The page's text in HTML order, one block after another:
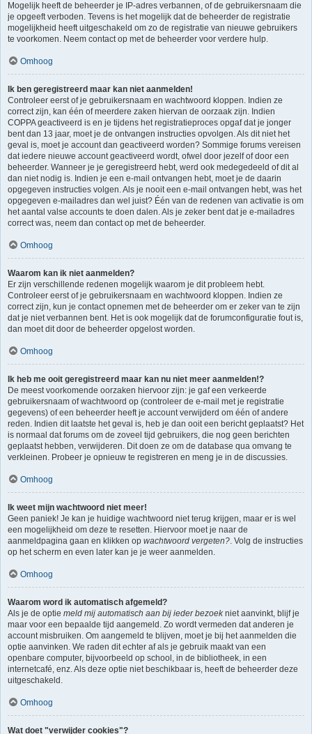
Mogelijk heeft de beheerder je IP-adres verbannen, of de gebruikersnaam die
je opgeeft verboden. Tevens is het mogelijk dat de beheerder de registratie
mogelijkheid heeft uitgeschakeld om zo de registratie van nieuwe gebruikers
te voorkomen. Neem contact op met de beheerder voor verdere hulp.
Omhoog
Ik ben geregistreerd maar kan niet aanmelden!
Controleer eerst of je gebruikersnaam en wachtwoord kloppen. Indien ze
correct zijn, kan één of meerdere zaken hiervan de oorzaak zijn. Indien
COPPA geactiveerd is en je tijdens het registratieproces opgaf dat je jonger
bent dan 13 jaar, moet je de ontvangen instructies opvolgen. Als dit niet het
geval is, moet je account dan geactiveerd worden? Sommige forums vereisen
dat iedere nieuwe account geactiveerd wordt, ofwel door jezelf of door een
beheerder. Wanneer je je geregistreerd hebt, werd ook medegedeeld of dit al
dan niet nodig is. Indien je een e-mail ontvangen hebt, moet je de daarin
opgegeven instructies volgen. Als je nooit een e-mail ontvangen hebt, was het
opgegeven e-mailadres dan wel juist? Één van de redenen van activatie is om
het aantal valse accounts te doen dalen. Als je zeker bent dat je e-mailadres
correct was, neem dan contact op met de beheerder.
Omhoog
Waarom kan ik niet aanmelden?
Er zijn verschillende redenen mogelijk waarom je dit probleem hebt.
Controleer eerst of je gebruikersnaam en wachtwoord kloppen. Indien ze
correct zijn, kun je contact opnemen met de beheerder om er zeker van te zijn
dat je niet verbannen bent. Het is ook mogelijk dat de forumconfiguratie fout is,
dan moet dit door de beheerder opgelost worden.
Omhoog
Ik heb me ooit geregistreerd maar kan nu niet meer aanmelden!?
De meest voorkomende oorzaken hiervoor zijn: je gaf een verkeerde
gebruikersnaam of wachtwoord op (controleer de e-mail met je registratie
gegevens) of een beheerder heeft je account verwijderd om één of andere
reden. Indien dit laatste het geval is, heb je dan ooit een bericht geplaatst? Het
is normaal dat forums om de zoveel tijd gebruikers, die nog geen berichten
geplaatst hebben, verwijderen. Dit doen ze om de database qua omvang te
verkleinen. Probeer je opnieuw te registreren en meng je in de discussies.
Omhoog
Ik weet mijn wachtwoord niet meer!
Geen paniek! Je kan je huidige wachtwoord niet terug krijgen, maar er is wel
een mogelijkheid om deze te resetten. Hiervoor moet je naar de
aanmeldpagina gaan en klikken op wachtwoord vergeten?. Volg de instructies
op het scherm en even later kan je je weer aanmelden.
Omhoog
Waarom word ik automatisch afgemeld?
Als je de optie meld mij automatisch aan bij ieder bezoekniet aanvinkt, blijf je
maar voor een bepaalde tijd aangemeld. Zo wordt vermeden dat anderen je
account misbruiken. Om aangemeld te blijven, moet je bij het aanmelden die
optie aanvinken. We raden dit echter af als je gebruik maakt van een
openbare computer, bijvoorbeeld op school, in de bibliotheek, in een
internetcafé, enz. Als deze optie niet beschikbaar is, heeft de beheerder deze
uitgeschakeld.
Omhoog
Wat doet "verwijder cookies"?